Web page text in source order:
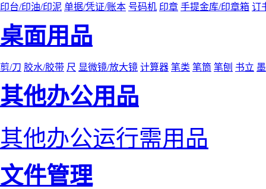
印台/印油/印泥 单据/凭证/账本 号码机 印章 手提金库/印章箱 订
桌面用品
剪/刀 胶水/胶带 尺 显微镜/放大镜 计算器 笔类 笔筒 笔刨 书立
其他办公用品
其他办公运行需用品
文件管理